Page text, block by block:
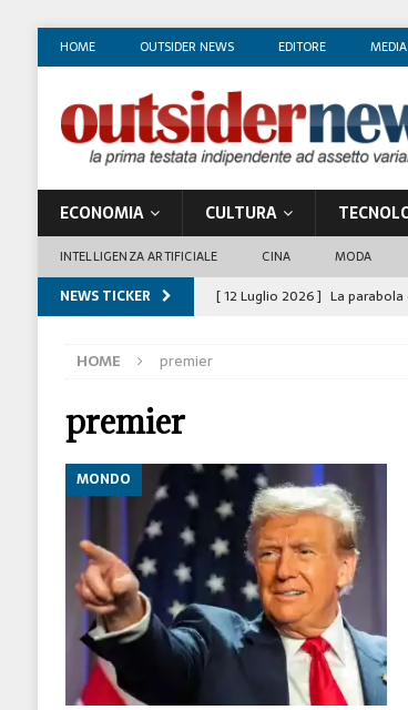
HOME OUTSIDER NEWS EDITORE
ECONOMIA CULTURA
INTELLIGENZA ARTIFICIALE CINA MODA
NEWS TICKER [ 12 Luglio 2026 ] La parabola
Fabio Di
ECONOMIA
[ 14 Giugno 2026 ] Il potere
HI-TECH
[ 7 Febbraio 2020 ] Nato con
viveva nel futuro
ARTE
HOME premier
premier
MONDO